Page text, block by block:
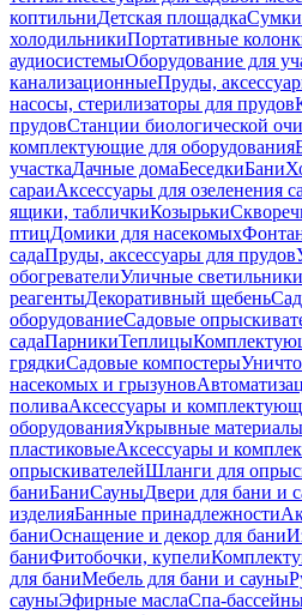
коптильниДетская площадка
холодильникиПортативные
аудиосистемыОборудование для
канализационныеПруды,
насосы, стерилизаторы для прудов
прудовСтанции биологической
комплектующие для оборудования
участкаДачные домаБеседкиБани
сараиАксессуары для озеленения
ящики, табличкиКозырьки
птицДомики для насекомых
садаПруды, аксессуары для прудов
обогревателиУличные светильники
реагентыДекоративный щебень
оборудованиеСадовые
садаПарникиТеплицы
грядкиСадовые компостеры
насекомых и грызунов
поливаАксессуары и
оборудованияУкрывные материалы
пластиковыеАксессуары и
опрыскивателейШланги для
баниБаниСауныДвери для бани и
изделияБанные принадлежности
баниОснащение и декор для бани
баниФитобочки, купели
для баниМебель для бани и сауны
сауныЭфирные маслаСпа-